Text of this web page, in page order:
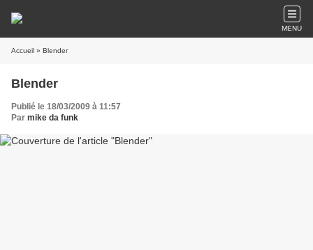
MENU
Accueil » Blender
Blender
Publié le 18/03/2009 à 11:57
Par mike da funk